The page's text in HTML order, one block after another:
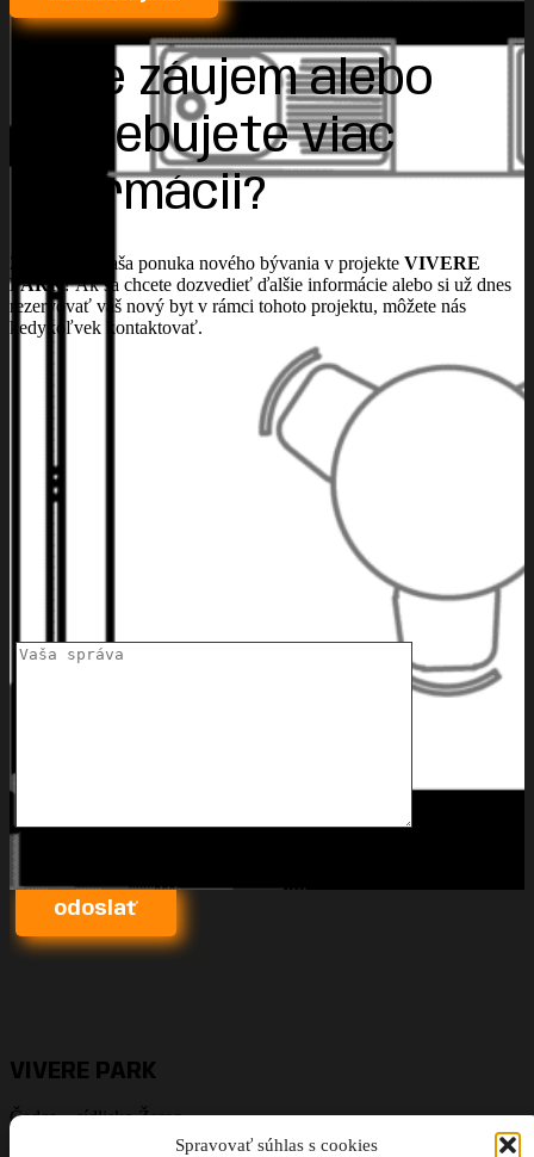
Spravovať súhlas s cookies
Máte záujem alebo
potrebujete viac
informácii?
Zaujala vás naša ponuka nového bývania v projekte VIVERE
PARK ? Ak sa chcete dozvedieť ďalšie informácie alebo si už dnes
rezervovať váš nový byt v rámci tohoto projektu, môžete nás
kedykoľvek kontaktovať.
VIVERE PARK
Čadca – sídlisko Žarec